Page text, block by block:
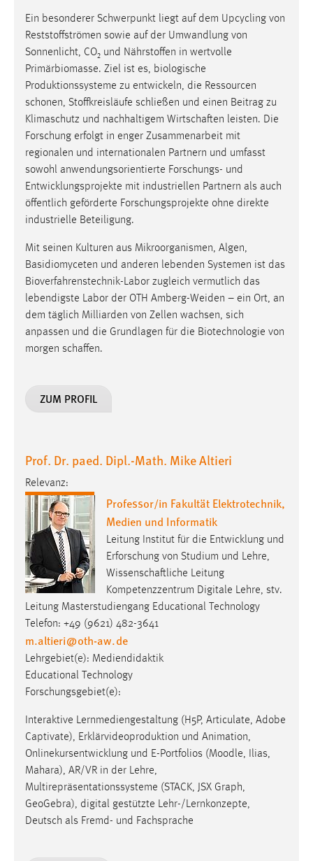
Ein besonderer Schwerpunkt liegt auf dem Upcycling von
Reststoffströmen sowie auf der Umwandlung von
Sonnenlicht, CO₂ und Nährstoffen in wertvolle
Primärbiomasse. Ziel ist es, biologische
Produktionssysteme zu entwickeln, die Ressourcen
schonen, Stoffkreisläufe schließen und einen Beitrag zu
Klimaschutz und nachhaltigem Wirtschaften leisten. Die
Forschung erfolgt in enger Zusammenarbeit mit
regionalen und internationalen Partnern und umfasst
sowohl anwendungsorientierte Forschungs- und
Entwicklungsprojekte mit industriellen Partnern als auch
öffentlich geförderte Forschungsprojekte ohne direkte
industrielle Beteiligung.
Mit seinen Kulturen aus Mikroorganismen, Algen,
Basidiomyceten und anderen lebenden Systemen ist das
Bioverfahrenstechnik-Labor zugleich vermutlich das
lebendigste Labor der OTH Amberg-Weiden – ein Ort, an
dem täglich Milliarden von Zellen wachsen, sich
anpassen und die Grundlagen für die Biotechnologie von
morgen schaffen.
ZUM PROFIL
Prof. Dr. paed. Dipl.-Math. Mike Altieri
Relevanz:
Professor/in Fakultät Elektrotechnik,
Medien und Informatik
Leitung Institut für die Entwicklung und
Erforschung von Studium und Lehre,
Wissenschaftliche Leitung
Kompetenzzentrum Digitale Lehre, stv.
Leitung Masterstudiengang Educational Technology
Telefon: +49 (9621) 482-3641
m.altieri@oth-aw.de
Lehrgebiet(e): Mediendidaktik
Educational Technology
Forschungsgebiet(e):
Interaktive Lernmediengestaltung (H5P, Articulate, Adobe
Captivate), Erklärvideoproduktion und Animation,
Onlinekursentwicklung und E-Portfolios (Moodle, Ilias,
Mahara), AR/VR in der Lehre,
Multirepräsentationssysteme (STACK, JSX Graph,
GeoGebra), digital gestützte Lehr-/Lernkonzepte,
Deutsch als Fremd- und Fachsprache